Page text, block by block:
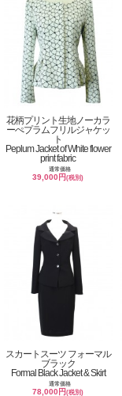
花柄プリント生地ノーカラ
ーぺプラムフリルジャケッ
ト
Peplum Jacket of White flower
print fabric
通常価格
39,000円(税別)
スカートスーツ フォーマル
ブラック
Formal Black Jacket & Skirt
通常価格
78,000円(税別)